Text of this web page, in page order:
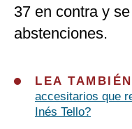
37 en contra y
abstenciones.
LEA
accesitarios que
Inés Tello?